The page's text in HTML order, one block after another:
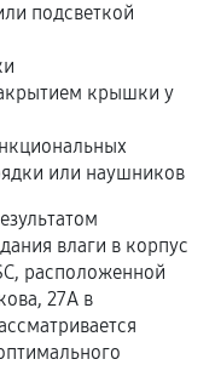
подсветкой
крышки у
или наушников
влаги в корпус
расположенной
27А в